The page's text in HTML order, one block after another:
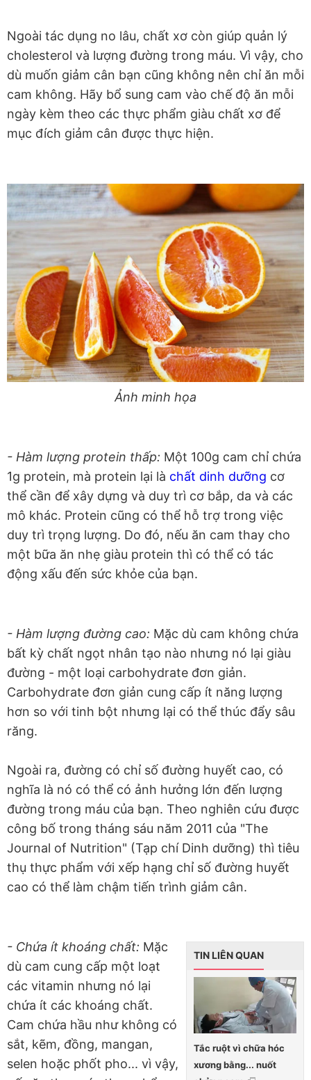
Ngoài tác dụng no lâu, chất xơ còn giúp quản lý
cholesterol và lượng đường trong máu. Vì vậy, cho
dù muốn giảm cân bạn cũng không nên chỉ ăn mỗi
cam không. Hãy bổ sung cam vào chế độ ăn mỗi
ngày kèm theo các thực phẩm giàu chất xơ để
mục đích giảm cân được thực hiện.
Ảnh minh họa
- Hàm lượng protein thấp: Một 100g cam chỉ chứa
1g protein, mà protein lại là chất dinh dưỡng cơ
thể cần để xây dựng và duy trì cơ bắp, da và các
mô khác. Protein cũng có thể hỗ trợ trong việc
duy trì trọng lượng. Do đó, nếu ăn cam thay cho
một bữa ăn nhẹ giàu protein thì có thể có tác
động xấu đến sức khỏe của bạn.
- Hàm lượng đường cao: Mặc dù cam không chứa
bất kỳ chất ngọt nhân tạo nào nhưng nó lại giàu
đường - một loại carbohydrate đơn giản.
Carbohydrate đơn giản cung cấp ít năng lượng
hơn so với tinh bột nhưng lại có thể thúc đẩy sâu
răng.
Ngoài ra, đường có chỉ số đường huyết cao, có
nghĩa là nó có thể có ảnh hưởng lớn đến lượng
đường trong máu của bạn. Theo nghiên cứu được
công bố trong tháng sáu năm 2011 của "The
Journal of Nutrition" (Tạp chí Dinh dưỡng) thì tiêu
thụ thực phẩm với xếp hạng chỉ số đường huyết
cao có thể làm chậm tiến trình giảm cân.
TIN LIÊN QUAN
Tắc ruột vì chữa hóc
xương bằng... nuốt
- Chứa ít khoáng chất: Mặc
dù cam cung cấp một loạt
các vitamin nhưng nó lại
chứa ít các khoáng chất.
Cam chứa hầu như không có
sắt, kẽm, đồng, mangan,
selen hoặc phốt pho... vì vậy,